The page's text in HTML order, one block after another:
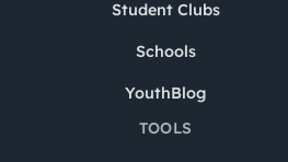
Student Clubs
Schools
YouthBlog
TOOLS